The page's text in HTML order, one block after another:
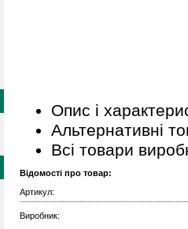
Опис і
Альтернативні
Всі товари
Відомості про товар:
Артикул:
Виробник: